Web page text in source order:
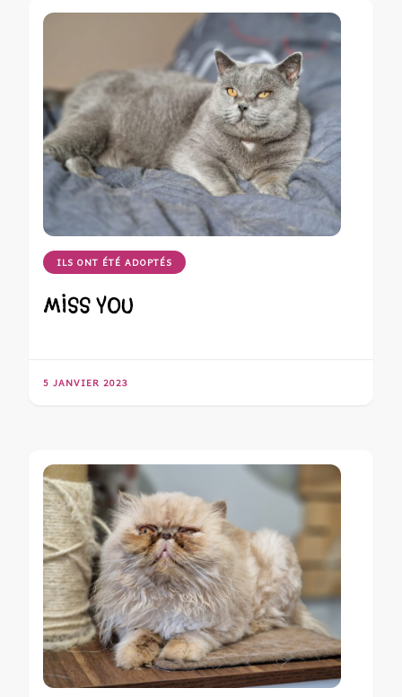
ILS ONT ÉTÉ ADOPTÉS
MISS YOU
5 JANVIER 2023